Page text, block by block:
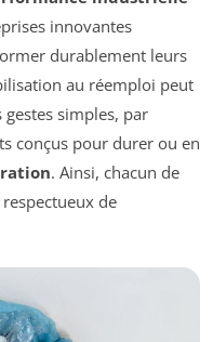
innovantes
durablement leurs
au réemploi peut
gestes simples, par
conçus pour durer ou en
. Ainsi, chacun de
de